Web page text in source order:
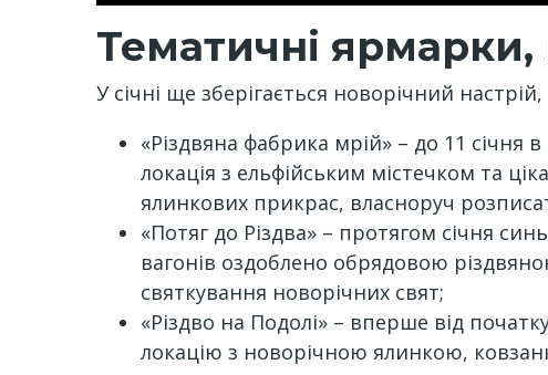
Тематичні ярмарки,
У січні ще зберігається новорічний
«Різдвяна фабрика мрій» – до 11 січня
локація з ельфійським містечком та
ялинкових прикрас, власноруч
«Потяг до Різдва» – протягом січня
вагонів оздоблено обрядовою
святкування новорічних свят;
«Різдво на Подолі» – вперше від
локацію з новорічною ялинкою,